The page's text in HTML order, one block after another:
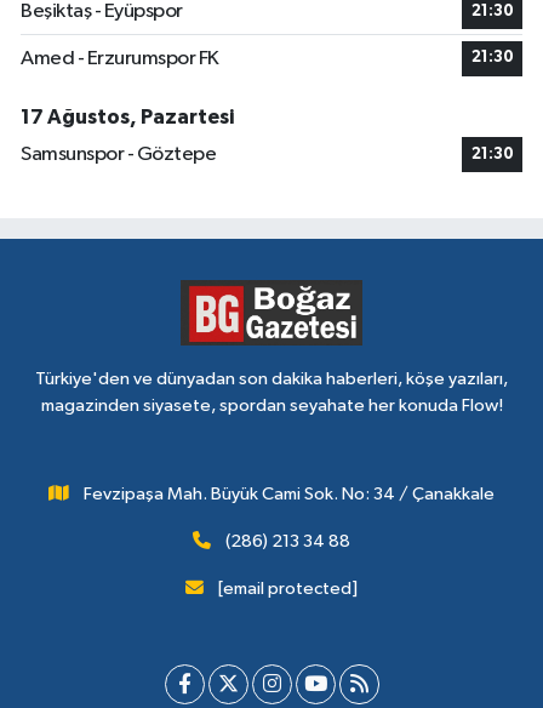
Beşiktaş - Eyüpspor 21:30
Amed - Erzurumspor FK 21:30
17 Ağustos, Pazartesi
Samsunspor - Göztepe
21:30
Türkiye'den ve dünyadan son dakika haberleri, köşe yazıları,
magazinden siyasete, spordan seyahate her konuda Flow!
Fevzipaşa Mah. Büyük Cami Sok. No: 34 / Çanakkale
(286) 213 34 88
[email protected]